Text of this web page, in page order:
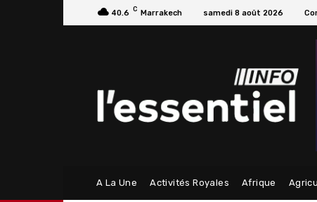
40.6 C Marrakech samedi 8 août 2026
A La Une Activités Royales Afrique